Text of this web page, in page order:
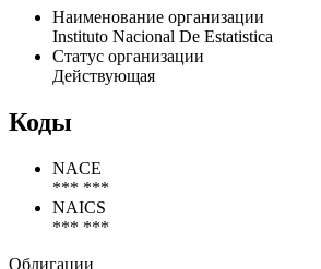
Общая информация
Наименование организации
Статус организации
Коды
*** ***